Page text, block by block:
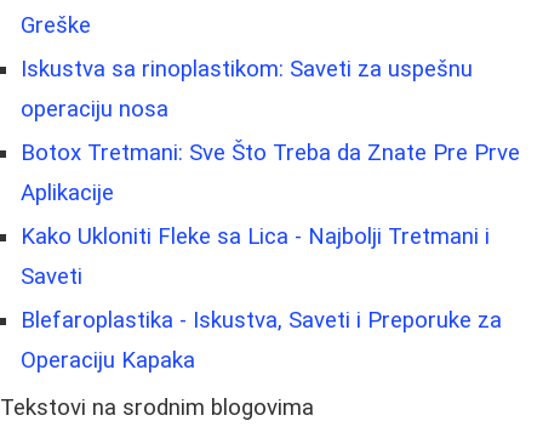
Greške
Iskustva sa rinoplastikom: Saveti za uspešnu
operaciju nosa
Botox Tretmani: Sve Što Treba da Znate Pre Prve
Aplikacije
Kako Ukloniti Fleke sa Lica - Najbolji Tretmani i
Saveti
Blefaroplastika - Iskustva, Saveti i Preporuke za
Operaciju Kapaka
Tekstovi na srodnim blogovima